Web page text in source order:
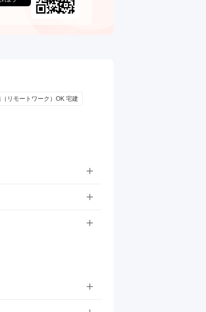
リモートワーク）OK 宅建